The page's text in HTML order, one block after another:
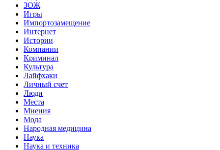
ЗОЖ
Игры
Импортозамещение
Интернет
Истории
Компании
Криминал
Культура
Лайфхаки
Личный счет
Люди
Места
Мнения
Мода
Народная медицина
Наука
Наука и техника